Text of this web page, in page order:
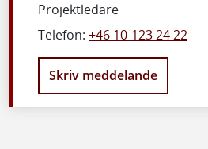
Projektledare
Telefon: +46 10-123 24 22
Skriv meddelande